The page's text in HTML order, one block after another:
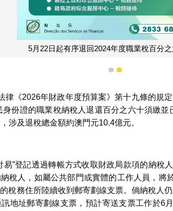
5月22日起有序退回2024年度職業稅百分
1 2
律《2026年財政年度預算案》第十九條的規
份證的職業稅納稅人退還百分之六十須繳並
涉及退稅總金額約澳門元10.4億元。
易”登記透過轉帳方式收取財政局款項的納稅
稅人，如屬公共部門或實體的工作人員，將
的稅務住所陸續收到郵寄劃線支票。倘納稅人
地址郵寄劃線支票，預計寄送支票工作於6